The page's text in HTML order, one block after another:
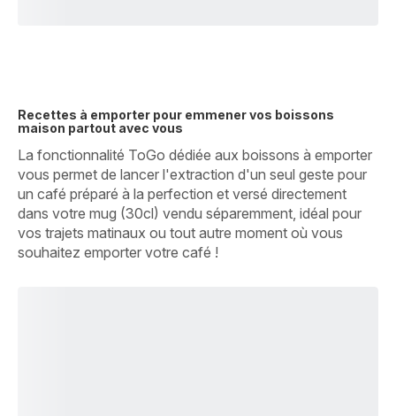
Recettes à emporter pour emmener vos boissons
maison partout avec vous
La fonctionnalité ToGo dédiée aux boissons à emporter
vous permet de lancer l'extraction d'un seul geste pour
un café préparé à la perfection et versé directement
dans votre mug (30cl) vendu séparemment, idéal pour
vos trajets matinaux ou tout autre moment où vous
souhaitez emporter votre café !